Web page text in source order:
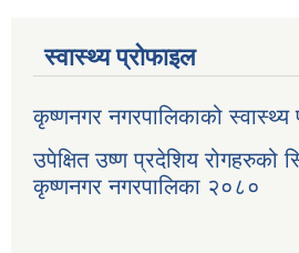
स्वास्थ्य प्रोफाइल
कृष्णनगर नगरपालिकाको स्वास्थ्य
उपेक्षित उष्ण प्रदेशिय रोगहरुको
कृष्णनगर नगरपालिका २०८०